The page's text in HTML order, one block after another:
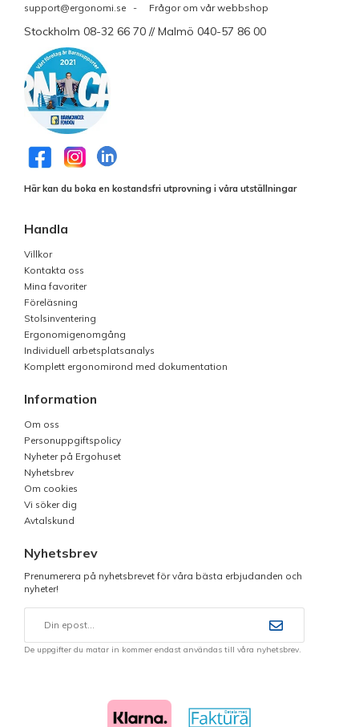
support@ergonomi.se - Frågor om vår webbshop
Stockholm 08-32 66 70 // Malmö 040-57 86 00
Här kan du boka en kostandsfri utprovning i våra utställningar
Handla
Villkor
Kontakta oss
Mina favoriter
Föreläsning
Stolsinventering
Ergonomigenomgång
Individuell arbetsplatsanalys
Komplett ergonomirond med dokumentation
Information
Om oss
Personuppgiftspolicy
Nyheter på Ergohuset
Nyhetsbrev
Om cookies
Vi söker dig
Avtalskund
Nyhetsbrev
Prenumerera på nyhetsbrevet för våra bästa erbjudanden och
nyheter!
De uppgifter du matar in kommer endast användas till våra nyhetsbrev.